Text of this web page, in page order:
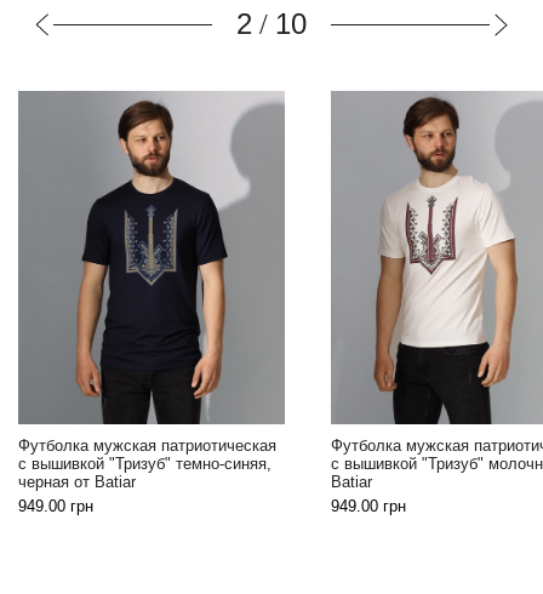
3 / 10
Футболка мужская патриотическая
с вышивкой "Тризуб" молочная от
Batiar
949.00
груди белая от Batiar
989.00
грн